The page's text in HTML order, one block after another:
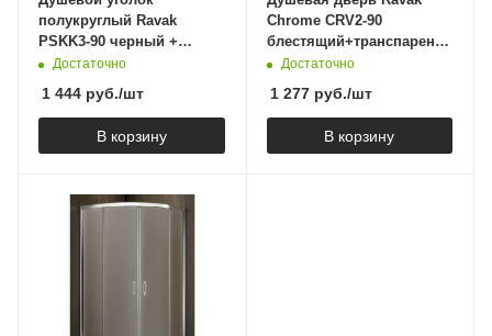
полукруглый Ravak
PSKK3-90 черный +
транспарент 37677300Z1
Достаточно
1 444 руб./шт
В корзину
Chrome CRV2-90
блестящий+транспарент
1QV70C00Z1
Достаточно
1 277руб./шт
В корзину